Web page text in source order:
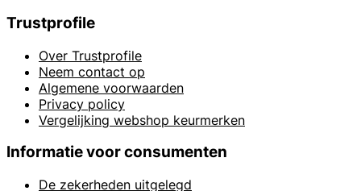
Trustprofile
Over Trustprofile
Neem contact op
Algemene voorwaarden
Privacy policy
Vergelijking webshop keurmerken
Informatie voor consumenten
De zekerheden uitgelegd